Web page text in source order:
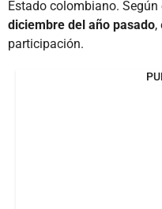
Estado colombiano. Según
diciembre del año pasado,
participación.